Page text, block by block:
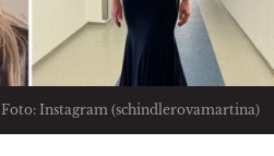
Foto: Instagram (schindlerovamartina)